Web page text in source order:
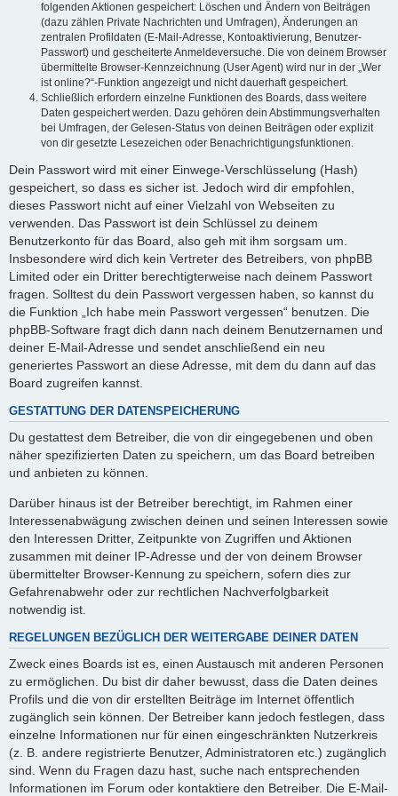
folgenden Aktionen gespeichert: Löschen und Ändern von Beiträgen
(dazu zählen Private Nachrichten und Umfragen), Änderungen an
zentralen Profildaten (E-Mail-Adresse, Kontoaktivierung, Benutzer-
Passwort) und gescheiterte Anmeldeversuche. Die von deinem Browser
übermittelte Browser-Kennzeichnung (User Agent) wird nur in der „Wer
ist online?“-Funktion angezeigt und nicht dauerhaft gespeichert.
Schließlich erfordern einzelne Funktionen des Boards, dass weitere
Daten gespeichert werden. Dazu gehören dein Abstimmungsverhalten
bei Umfragen, der Gelesen-Status von deinen Beiträgen oder explizit
von dir gesetzte Lesezeichen oder Benachrichtigungsfunktionen.
Dein Passwort wird mit einer Einwege-Verschlüsselung (Hash)
gespeichert, so dass es sicher ist. Jedoch wird dir empfohlen,
dieses Passwort nicht auf einer Vielzahl von Webseiten zu
verwenden. Das Passwort ist dein Schlüssel zu deinem
Benutzerkonto für das Board, also geh mit ihm sorgsam um.
Insbesondere wird dich kein Vertreter des Betreibers, von phpBB
Limited oder ein Dritter berechtigterweise nach deinem Passwort
fragen. Solltest du dein Passwort vergessen haben, so kannst du
die Funktion „Ich habe mein Passwort vergessen“ benutzen. Die
phpBB-Software fragt dich dann nach deinem Benutzernamen und
deiner E-Mail-Adresse und sendet anschließend ein neu
generiertes Passwort an diese Adresse, mit dem du dann auf das
Board zugreifen kannst.
GESTATTUNG DER DATENSPEICHERUNG
Du gestattest dem Betreiber, die von dir eingegebenen und oben
näher spezifizierten Daten zu speichern, um das Board betreiben
und anbieten zu können.
Darüber hinaus ist der Betreiber berechtigt, im Rahmen einer
Interessenabwägung zwischen deinen und seinen Interessen sowie
den Interessen Dritter, Zeitpunkte von Zugriffen und Aktionen
zusammen mit deiner IP-Adresse und der von deinem Browser
übermittelter Browser-Kennung zu speichern, sofern dies zur
Gefahrenabwehr oder zur rechtlichen Nachverfolgbarkeit
notwendig ist.
REGELUNGEN BEZÜGLICH DER WEITERGABE DEINER DATEN
Zweck eines Boards ist es, einen Austausch mit anderen Personen
zu ermöglichen. Du bist dir daher bewusst, dass die Daten deines
Profils und die von dir erstellten Beiträge im Internet öffentlich
zugänglich sein können. Der Betreiber kann jedoch festlegen, dass
einzelne Informationen nur für einen eingeschränkten Nutzerkreis
(z. B. andere registrierte Benutzer, Administratoren etc.) zugänglich
sind. Wenn du Fragen dazu hast, suche nach entsprechenden
Informationen im Forum oder kontaktiere den Betreiber. Die E-Mail-